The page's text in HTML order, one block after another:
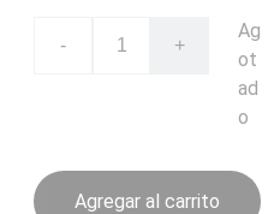
- +
Ag
ot
ad
o
Agregar al carrito